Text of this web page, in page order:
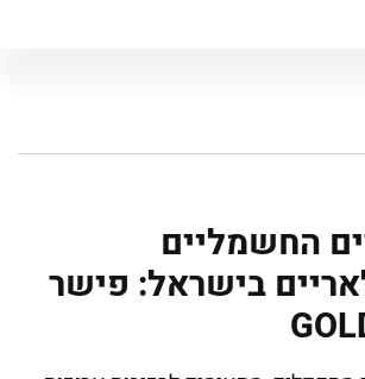
החשמליים
בישראל: פישר